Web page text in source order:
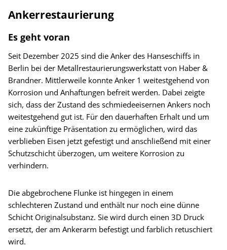
Ankerrestaurierung
Es geht voran
Seit Dezember 2025 sind die Anker des Hanseschiffs in
Berlin bei der Metallrestaurierungswerkstatt von Haber &
Brandner. Mittlerweile konnte Anker 1 weitestgehend von
Korrosion und Anhaftungen befreit werden. Dabei zeigte
sich, dass der Zustand des schmiedeeisernen Ankers noch
weitestgehend gut ist. Für den dauerhaften Erhalt und um
eine zukünftige Präsentation zu ermöglichen, wird das
verblieben Eisen jetzt gefestigt und anschließend mit einer
Schutzschicht überzogen, um weitere Korrosion zu
verhindern.
Die abgebrochene Flunke ist hingegen in einem
schlechteren Zustand und enthält nur noch eine dünne
Schicht Originalsubstanz. Sie wird durch einen 3D Druck
ersetzt, der am Ankerarm befestigt und farblich retuschiert
wird.